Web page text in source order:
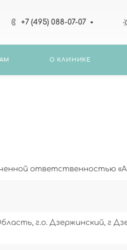
+7 (495) 088-07-07
О КЛИНИКЕ
ответственностью
г.о. Дзержинский, г